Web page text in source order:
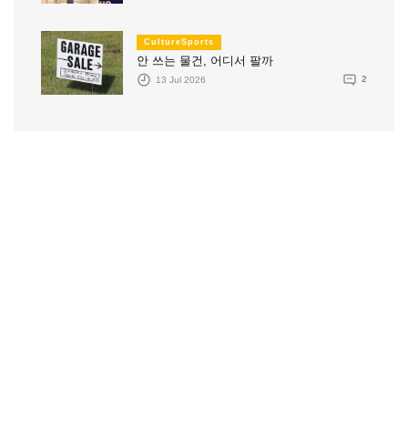
CultureSports
안 쓰는 물건, 어디서 팔까
13 Jul 2026 2